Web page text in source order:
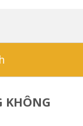
KHÔNG